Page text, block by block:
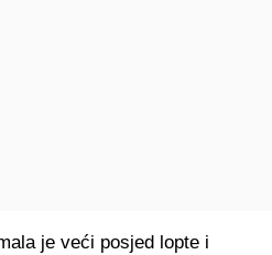
je veći posjed lopte i